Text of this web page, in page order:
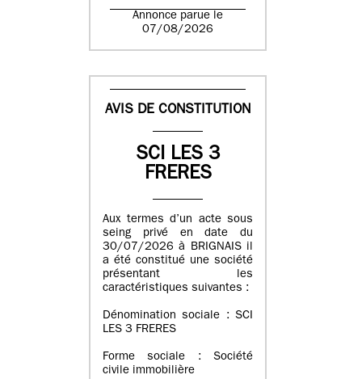
Annonce parue le
07/08/2026
AVIS DE CONSTITUTION
SCI LES 3
FRERES
Aux termes d’un acte sous
seing privé en date du
30/07/2026 à BRIGNAIS il
a été constitué une société
présentant les
caractéristiques suivantes :
Dénomination sociale : SCI
LES 3 FRERES
Forme sociale : Société
civile immobilière